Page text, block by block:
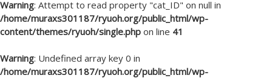
Warning: Attempt to read property "cat_ID" on null in
/home/muraxs301187/ryuoh.org/public_html/wp-
content/themes/ryuoh/single.php on line 41
Warning: Undefined array key 0 in
/home/muraxs301187/ryuoh.org/public_html/wp-